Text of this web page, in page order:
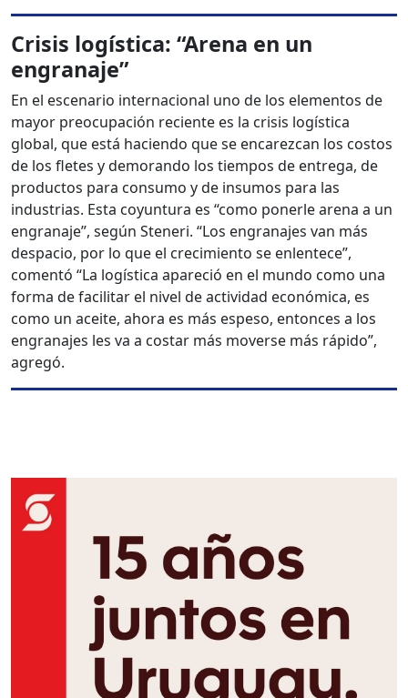
Crisis logística: “Arena en un
engranaje”
En el escenario internacional uno de los elementos de
mayor preocupación reciente es la crisis logística
global, que está haciendo que se encarezcan los costos
de los fletes y demorando los tiempos de entrega, de
productos para consumo y de insumos para las
industrias. Esta coyuntura es “como ponerle arena a un
engranaje”, según Steneri. “Los engranajes van más
despacio, por lo que el crecimiento se enlentece”,
comentó “La logística apareció en el mundo como una
forma de facilitar el nivel de actividad económica, es
como un aceite, ahora es más espeso, entonces a los
engranajes les va a costar más moverse más rápido”,
agregó.